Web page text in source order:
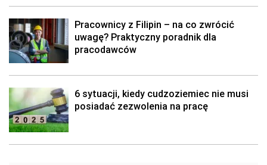
Pracownicy z Filipin – na co zwrócić
uwagę? Praktyczny poradnik dla
pracodawców
6 sytuacji, kiedy cudzoziemiec nie musi
posiadać zezwolenia na pracę